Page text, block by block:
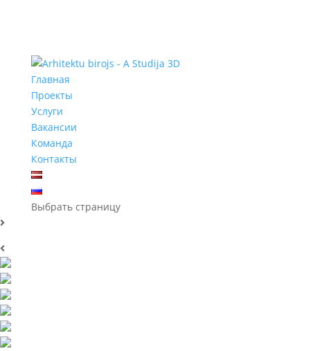
Главная
Проекты
Услуги
Вакансии
Команда
Контакты
Выбрать страницу